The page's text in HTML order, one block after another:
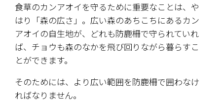
食草のカンアオイを守るために重要なことは、や
はり「森の広さ」。広い森のあちこちにあるカン
アオイの自生地が、どれも防鹿柵で守られていれ
ば、チョウも森のなかを飛び回りながら暮らすこ
とができます。
そのためには、より広い範囲を防鹿柵で囲わなけ
ればなりません。